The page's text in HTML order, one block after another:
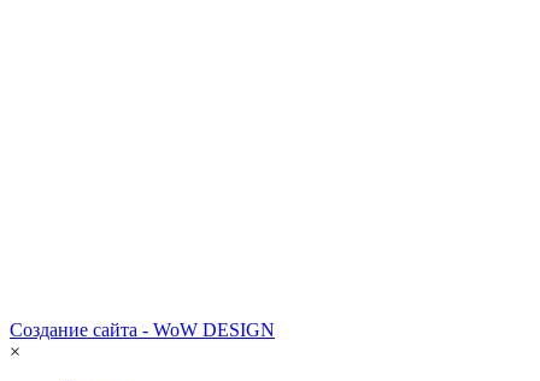
Создание сайта - WoW DESIGN
×